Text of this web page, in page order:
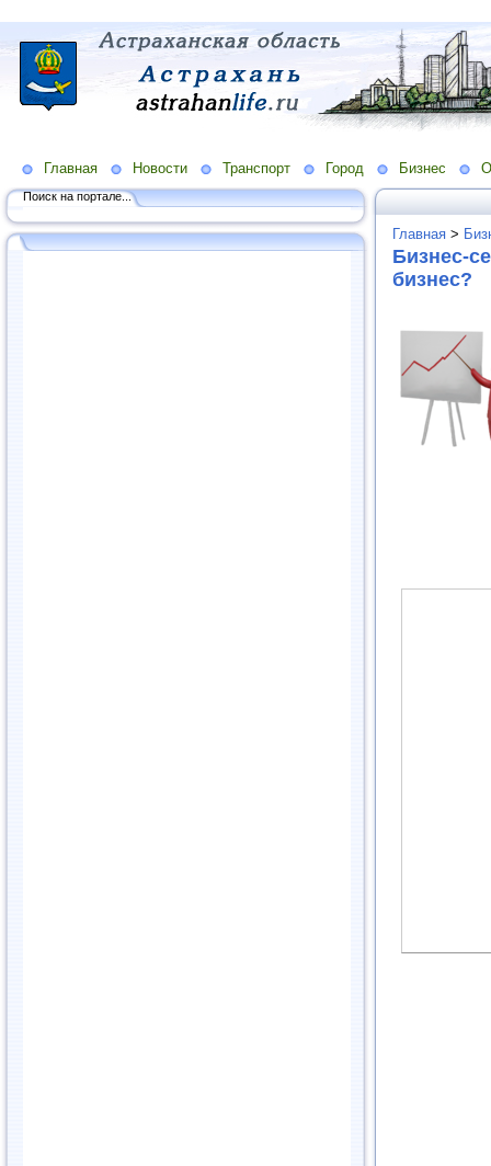
Главная Новости Транспорт Город Бизнес
Поиск на портале...
Главная >
Бизнес-
бизнес?